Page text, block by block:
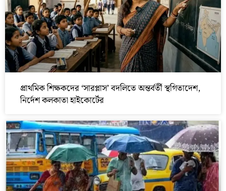
প্রাথমিক শিক্ষকদের ‘সারপ্লাস’ বদলিতে অন্তর্বর্তী স্থগিতাদেশ,
নির্দেশ কলকাতা হাইকোর্টের